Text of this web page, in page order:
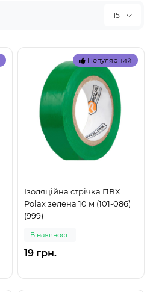
15
Популярний
Ізоляційна стрічка ПВХ
Polax зелена 10 м (101-086)
(999)
В наявностi
19 грн.